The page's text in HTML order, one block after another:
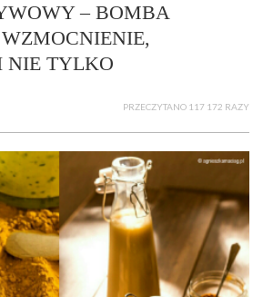
– BOMBA
NIE TYLKO
PRZECZYTANO 117 172 RAZY